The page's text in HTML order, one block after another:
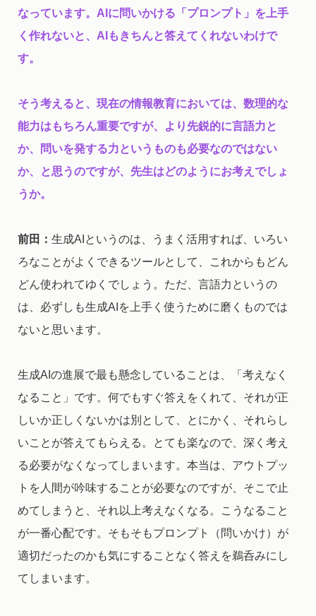
なっています。AIに問いかける「プロンプト」を上手
く作れないと、AIもきちんと答えてくれないわけで
す。
そう考えると、現在の情報教育においては、数理的な
能力はもちろん重要ですが、より先鋭的に言語力と
か、問いを発する力というものも必要なのではない
か、と思うのですが、先生はどのようにお考えでしょ
うか。
前田： 生成AIというのは、うまく活用すれば、いろい
ろなことがよくできるツールとして、これからもどん
どん使われてゆくでしょう。ただ、言語力というの
は、必ずしも生成AIを上手く使うために磨くものでは
ないと思います。
生成AIの進展で最も懸念していることは、「考えなく
なること」です。何でもすぐ答えをくれて、それが正
しいか正しくないかは別として、とにかく、それらし
いことが答えてもらえる。とても楽なので、深く考え
る必要がなくなってしまいます。本当は、アウトプッ
トを人間が吟味することが必要なのですが、そこで止
めてしまうと、それ以上考えなくなる。こうなること
が一番心配です。そもそもプロンプト（問いかけ）が
適切だったのかも気にすることなく答えを鵜呑みにし
てしまいます。